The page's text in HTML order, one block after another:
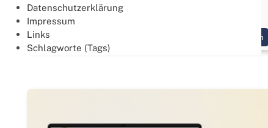
Datenschutzerklärung
Impressum
Links
Schlagworte (Tags)
Gold geht an Beatrix Wodniansky und Florian Alter
Weiterlesen